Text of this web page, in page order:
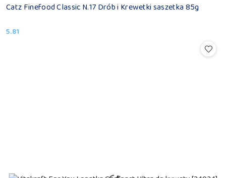
Catz Finefood Classic N.17 Drób i Krewetki saszetka 85g
Cena:
5.81